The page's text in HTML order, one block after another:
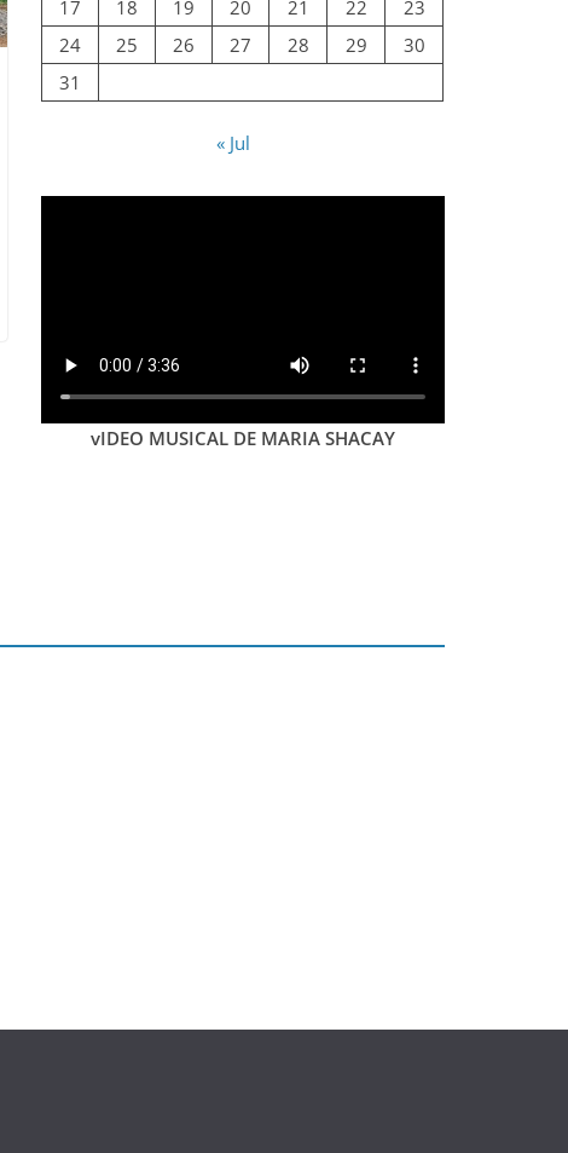
17
18 19 20 21 22
23
24
25 26 27 28 29
30
31
« Jul
vIDEO MUSICAL DE MARIA SHACAY